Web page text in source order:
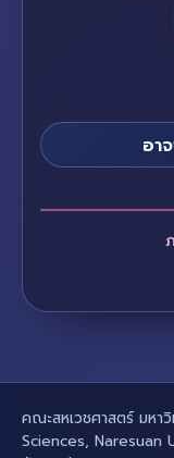
อา
คณะสหเวชศาสตร์ มหา
Sciences, Naresuan